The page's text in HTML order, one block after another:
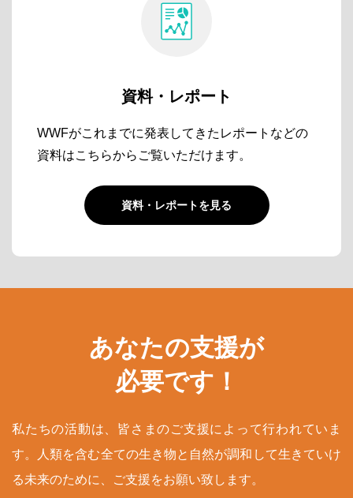
資料・レポート
WWFがこれまでに発表してきたレポートなどの
資料はこちらからご覧いただけます。
資料・レポートを見る
あなたの支援が
必要です！
私たちの活動は、皆さまのご支援によって行われていま
す。人類を含む全ての生き物と自然が調和して生きていけ
る未来のために、ご支援をお願い致します。